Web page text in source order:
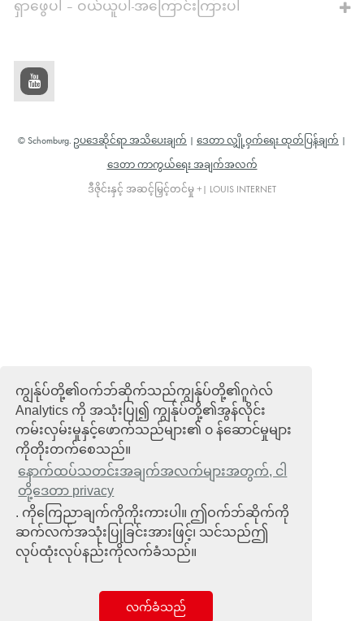
ကျွန်ုပ်တို့၏ဝက်ဘ်ဆိုက်သည်ကျွန်ုပ်တို့၏ဂူဂဲလ်
Analytics ကို အသုံးပြု၍ ကျွန်ုပ်တို့၏အွန်လိုင်း
ကမ်းလှမ်းမှုနှင့်ဖောက်သည်များ၏ ၀ န်ဆောင်မှုများ
ကိုတိုးတက်စေသည်။
နောက်ထပ်သတင်းအချက်အလက်များအတွက်, ငါ
တို့ဒေတာ privacy
. ကိုကြေညာချက်ကိုကိုးကားပါ။ ဤဝက်ဘ်ဆိုက်ကို
ဆက်လက်အသုံးပြုခြင်းအားဖြင့်၊ သင်သည်ဤ
လုပ်ထုံးလုပ်နည်းကိုလက်ခံသည်။
လက်ခံသည်
ရှာဖွေပါ – ဝယ်ယူပါ-အကြောင်းကြားပါ
© Schomburg. ဥပဒေဆိုင်ရာ အသိပေးချက် ဒေတာ လျှို့ဝှက်ရေး ထုတ်ပြန်ချက်
ဒေတာ ကာကွယ်ရေး အချက်အလက်
ဒီဇိုင်းနှင့် အဆင့်မြှင့်တင်မှု +| LOUIS INTERNET